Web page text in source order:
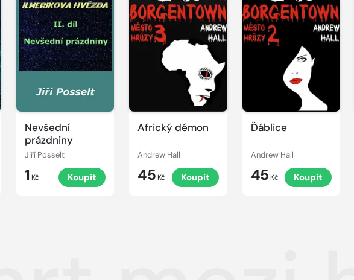
Nevšední
prázdniny
Jiří Posselt
1 Kč Koupit
Africký démon
Andrew Hall
45 Kč Koupit
Ďáblice
Andrew Hall
45 Kč Koupit